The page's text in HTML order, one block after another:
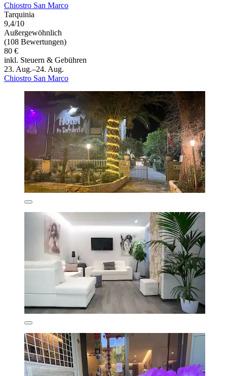
Chiostro San Marco
Tarquinia
9,4/10
Außergewöhnlich
(108 Bewertungen)
80 €
inkl. Steuern & Gebühren
23. Aug.–24. Aug.
Chiostro San Marco